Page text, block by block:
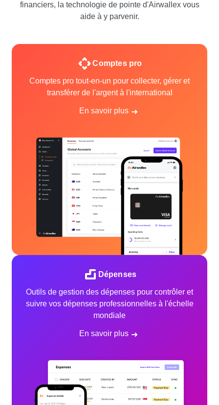
financiers, la technologie de pointe d'Airwallex vous
aide à y parvenir.
Comptes pro
Comptes pro tout-en-un pour collecter, gérer et
transférer de l'argent à l'international
En savoir plus
Dépenses
Outils de gestion des dépenses pour contrôler et
suivre vos dépenses professionnelles à l'échelle
mondiale
En savoir plus